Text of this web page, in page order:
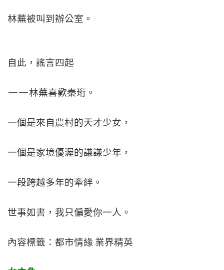
林蕪被叫到辦公室。
自此，謠言四起
——林蕪喜歡秦珩。
一個是來自農村的天才少女，
一個是家境優渥的謙謙少年，
一段跨越多年的牽絆。
世事如書，我只偏愛你一人。
內容標籤：都市情緣 業界精英